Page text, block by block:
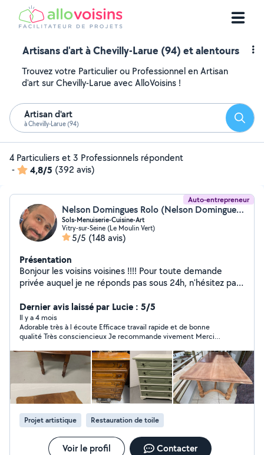
Artisans d'art à Chevilly-Larue (94) et alentours
Trouvez votre Particulier ou Professionnel en Artisan
d'art sur Chevilly-Larue avec AlloVoisins !
Artisan d'art
à Chevilly-Larue (94)
4 Particuliers et 3 Professionnels répondent
-
4,8/5 (392 avis)
Auto-entrepreneur
Nelson Domingues Rolo (Nelson Domingues Rolo)
Sols-Menuiserie-Cuisine-Art
Vitry-sur-Seine (Le Moulin Vert)
5/5 (148 avis)
Présentation
Bonjour les voisins voisines !!!! Pour toute demande
privée auquel je ne réponds pas sous 24h, n'hésitez pas
par l'application AlloVoisins et je ne peux vous répondre
Doté d'un esprit constructif dans de nombreux
domaines , minutieux et inventif , je suis disponible très
rapidement. Envoyez moi des précisions pour que je
puisse vous conseiller au mieux : au besoin, je passe
volontiers gratuitement étudier votre projet sur place.
Artisan d'art, pose de parquet stratifié, moquette, Lino ,
électricité, montage/customisation/restauration de
meubles, tapisserie je suis LA personne qu'il vous faut.
J'adore donner une deuxième vie au meubles ou les
créer sur mesure. N'hésitez pas à me demander de
l'aide A Votre Service Nelson
Dernier avis laissé par Lucie : 5/5
Il y a 4 mois
Adorable très à l écoute Efficace travail rapide et de bonne
qualité Très consciencieux Je recommande vivement Merci
Projet artistique Restauration de toile
Voir le profil Contacter